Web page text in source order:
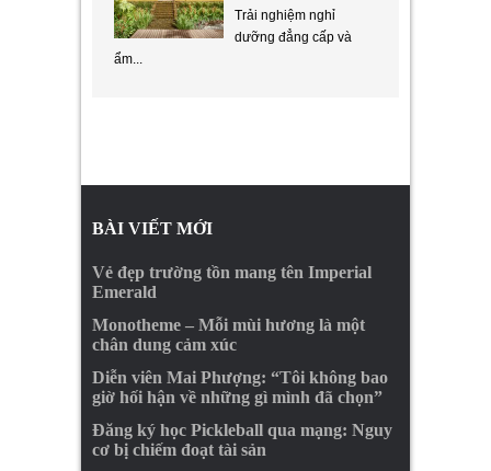
Trải nghiệm nghỉ
dưỡng đẳng cấp và
ẩm...
BÀI VIẾT MỚI
Vẻ đẹp trường tồn mang tên Imperial
Emerald
Monotheme – Mỗi mùi hương là một
chân dung cảm xúc
Diễn viên Mai Phượng: “Tôi không bao
giờ hối hận về những gì mình đã chọn”
Đăng ký học Pickleball qua mạng: Nguy
cơ bị chiếm đoạt tài sản